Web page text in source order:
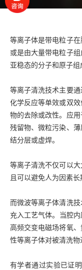
等离子体是带电粒子
或是由大量带电粒子
亚稳态的分子和原子组
等离子清洗技术主要
化学反应等单效或双
物的去除或改性。应
残留物、微粒污染、
结分层或虚焊。
等离子清洗不仅可以
且可以避免人为因素
而微波等离子体清洗
充入工艺气体。当腔
高频交变电磁场将氧
性等离子体对被清洗物
有学者通过实验已证